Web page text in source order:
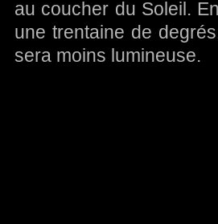
au coucher du Soleil.
une trentaine de
sera moins lumineuse.